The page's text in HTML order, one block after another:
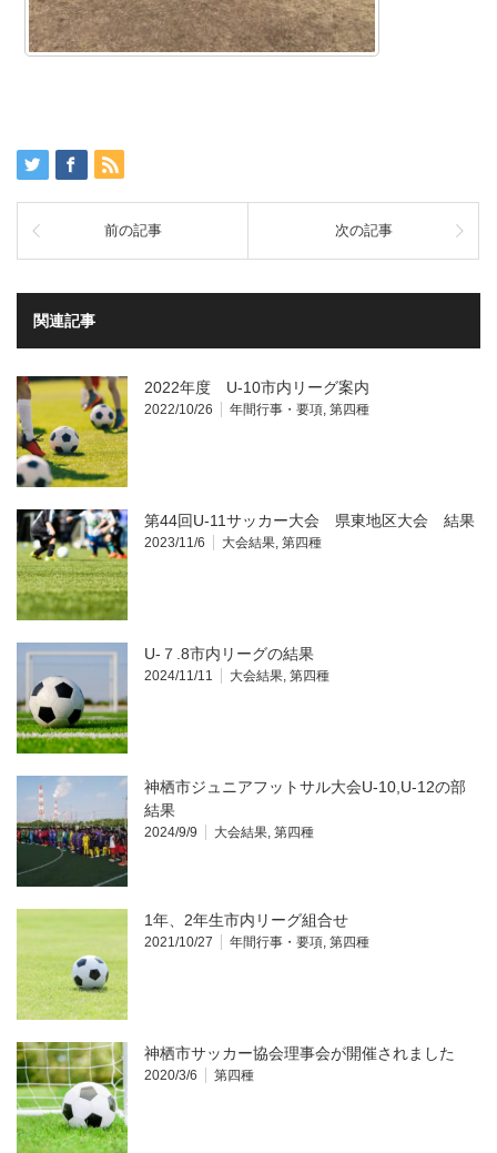
前の記事 次の記事
関連記事
2022年度 U-10市内リーグ案内
2022/10/26 年間行事・要項, 第四種
第44回U-11サッカー大会 県東地区大会 結果
2023/11/6 大会結果, 第四種
U-７.8市内リーグの結果
2024/11/11 大会結果, 第四種
神栖市ジュニアフットサル大会U-10,U-12の部
結果
2024/9/9 大会結果, 第四種
1年、2年生市内リーグ組合せ
2021/10/27 年間行事・要項, 第四種
神栖市サッカー協会理事会が開催されました
2020/3/6 第四種